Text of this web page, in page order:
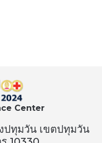
Center
ปทุมวัน เขตปทุมวัน